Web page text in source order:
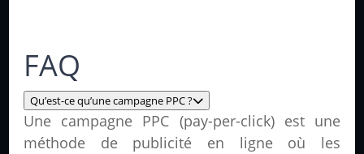
FAQ
Qu’est-ce qu’une campagne PPC ?
Une campagne PPC (pay-per-click) est une
méthode de publicité en ligne où les